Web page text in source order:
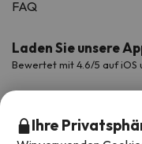
FAQ
Laden Sie unsere
Bewertet mit 4.6/5 auf iOS
Ihre